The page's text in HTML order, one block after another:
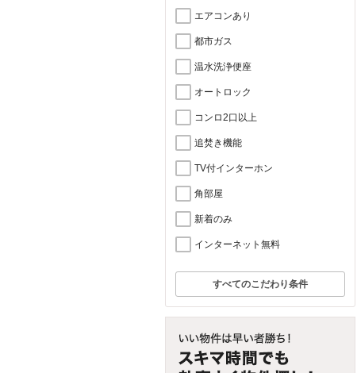
エアコンあり
都市ガス
温水洗浄便座
オートロック
コンロ2口以上
追焚き機能
TV付インターホン
角部屋
新着のみ
インターネット無料
すべてのこだわり条件